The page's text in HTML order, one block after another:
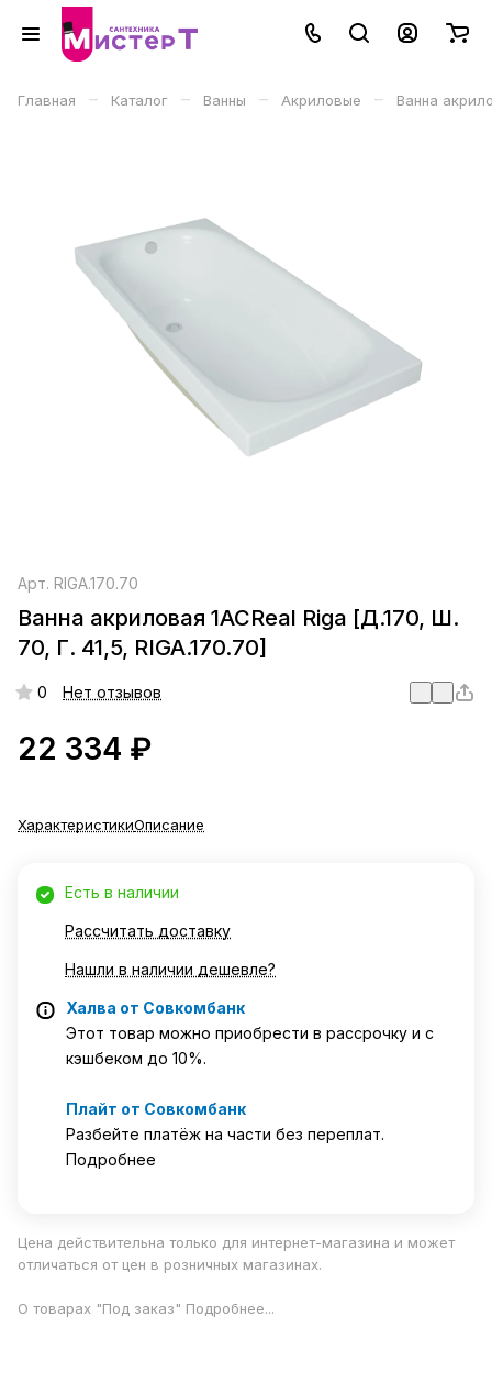
Главная – Каталог – Ванны – Акриловые – Ванна
Арт. RIGA.170.70
Ванна акриловая 1ACReal Riga [Д.170, Ш.
70, Г. 41,5, RIGA.170.70]
0 Нет отзывов
22 334 ₽
ХарактеристикиОписание
Есть в наличии
Рассчитать доставку
Нашли в наличии дешевле?
Халва от Совкомбанк
Этот товар можно приобрести в рассрочку и с
кэшбеком до 10%.
Плайт от Совкомбанк
Разбейте платёж на части без переплат.
Подробнее
Цена действительна только для интернет-магазина и может
отличаться от цен в розничных магазинах.
О товарах "Под заказ" Подробнее...